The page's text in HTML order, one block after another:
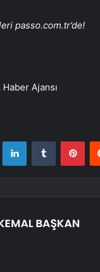
passo.com.tr’de!
Ajansı
LinkedInTumblr
BAŞKAN